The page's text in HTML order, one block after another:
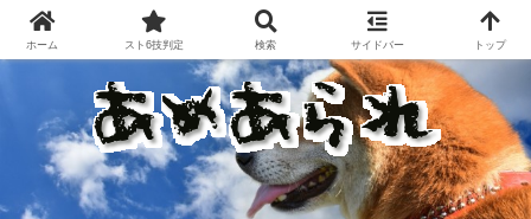
ホーム スト6技判定 検索 サイドバー トップ